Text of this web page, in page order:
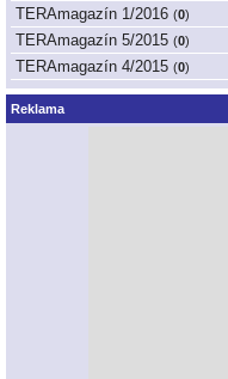
TERAmagazín 1/2016 (0)
TERAmagazín 5/2015 (0)
TERAmagazín 4/2015 (0)
Reklama